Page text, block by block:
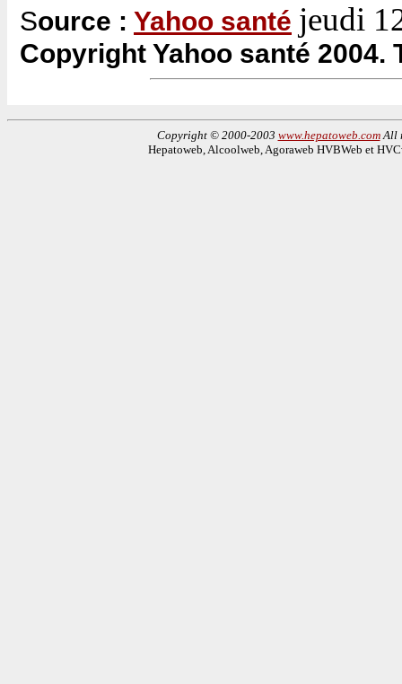
Source : Yahoo santé jeudi
Copyright Yahoo santé 2004.
Copyright © 2000-2003 www.hepatoweb.comAll
Hepatoweb, Alcoolweb, Agoraweb HVBWeb et